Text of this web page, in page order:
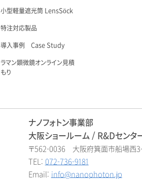
小型軽量遮光筒 LensSöck
特注対応製品
導入事例 Case Study
ラマン顕微鏡オンライン見積
もり
ナノフォトン事業部
大阪ショールーム / R&Dセンタ
〒562-0036 大阪府箕面市船場西3-
TEL: 072-736-9181
Email: info@nanophoton.jp